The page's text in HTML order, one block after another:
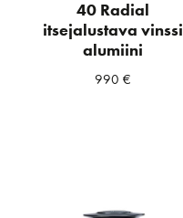
40 Radial
itsejalustava vinssi
alumiini
990€